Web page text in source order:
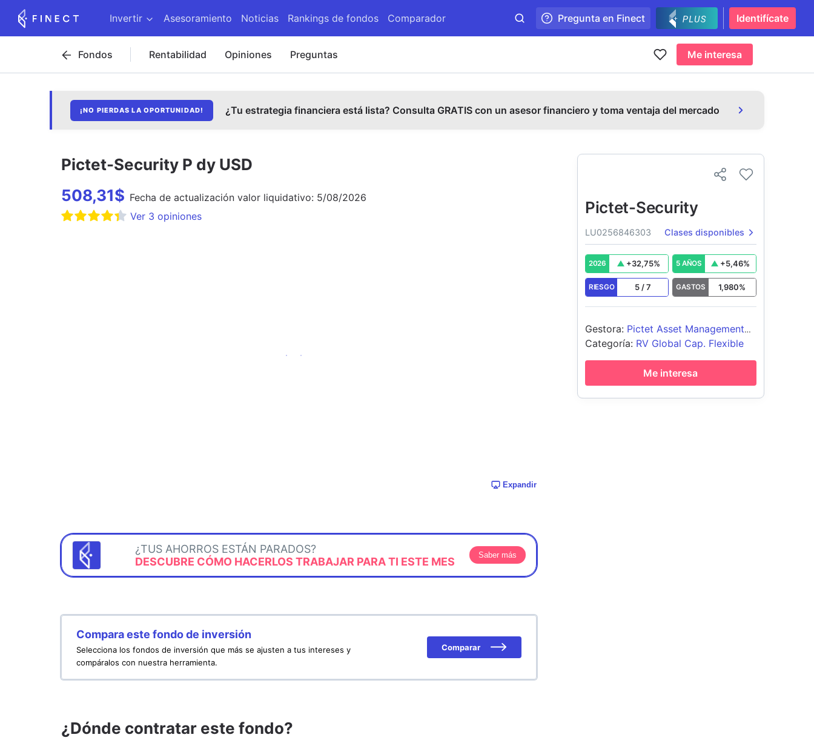
Invertir Asesoramiento Noticias Rankings de fondos Comparador Pregunta en Finect Identifícate
Fondos Rentabilidad Opiniones Preguntas Me interesa
¡NO PIERDAS LA OPORTUNIDAD! ¿Tu estrategia financiera está lista? Consulta GRATIS con un asesor financiero y toma ventaja del mercado
Pictet-Security P dy USD
508,31$ Fecha de actualización valor liquidativo: 5/08/2026
Ver 3 opiniones
Expandir
¿TUS AHORROS ESTÁN PARADOS?
DESCUBRE CÓMO HACERLOS TRABAJAR PARA TI ESTE MES
Saber más
Compara este fondo de inversión
Selecciona los fondos de inversión que más se ajusten a tus intereses y
compáralos con nuestra herramienta.
Comparar
¿Dónde contratar este fondo?
Pictet-Security
LU0256846303 Clases disponibles
2026 +32,75% 5 AÑOS +5,46%
RIESGO 5/7 GASTOS 1,980%
Gestora: Pictet Asset Management
(Europe) SA
Categoría: RV Global Cap. Flexible
Me interesa